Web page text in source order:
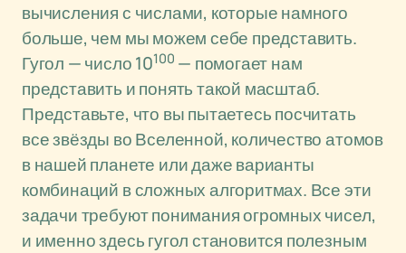
вычисления с числами, которые намного
больше, чем мы можем себе представить.
Гугол — число 10100 — помогает нам
представить и понять такой масштаб.
Представьте, что вы пытаетесь посчитать
все звёзды во Вселенной, количество атомов
в нашей планете или даже варианты
комбинаций в сложных алгоритмах. Все эти
задачи требуют понимания огромных чисел,
и именно здесь гугол становится полезным